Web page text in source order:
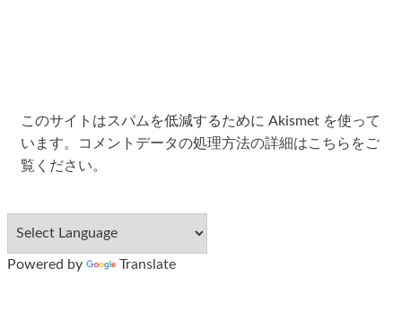
このサイトはスパムを低減するために Akismet を使って
います。
コメントデータの処理方法の詳細はこちらをご
覧ください。
Powered by Translate